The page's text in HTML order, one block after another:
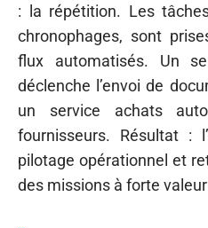
: la répétition. Les
chronophages, sont
flux automatisés. Un
déclenche l’envoi de
un service achats
fournisseurs. Résultat :
pilotage opérationnel et
des missions à forte